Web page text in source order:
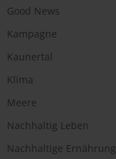
Good News
Kampagne
Kaunertal
Klima
Meere
Nachhaltig Leben
Nachhaltige Ernährung